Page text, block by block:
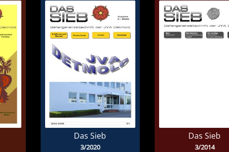
Das Sieb
3/2020
Das Sieb
3/2014